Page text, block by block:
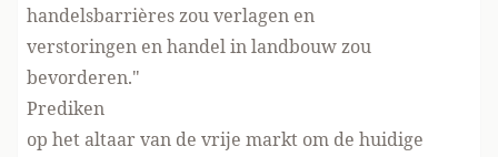
handelsbarrières zou verlagen en
verstoringen en handel in landbouw zou
bevorderen."
Prediken
op het altaar van de vrije markt om de huidige